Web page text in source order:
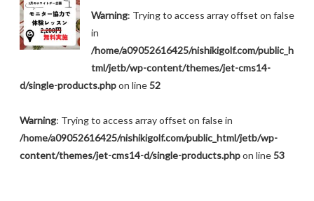
Warning: Trying to access array offset on false
in
/home/a09052616425/nishikigolf.com/public_h
tml/jetb/wp-content/themes/jet-cms14-
d/single-products.phpon line52
Warning: Trying to access array offset on false in
/home/a09052616425/nishikigolf.com/public_html/jetb/wp-
content/themes/jet-cms14-d/single-products.phpon line53